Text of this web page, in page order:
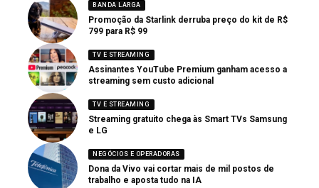
BANDA LARGA
Promoção da Starlink derruba preço do kit de R$
799 para R$ 99
TV E STREAMING
Assinantes YouTube Premium ganham acesso a
streaming sem custo adicional
TV E STREAMING
Streaming gratuito chega às Smart TVs Samsung
e LG
NEGÓCIOS E OPERADORAS
Dona da Vivo vai cortar mais de mil postos de
trabalho e aposta tudo na IA